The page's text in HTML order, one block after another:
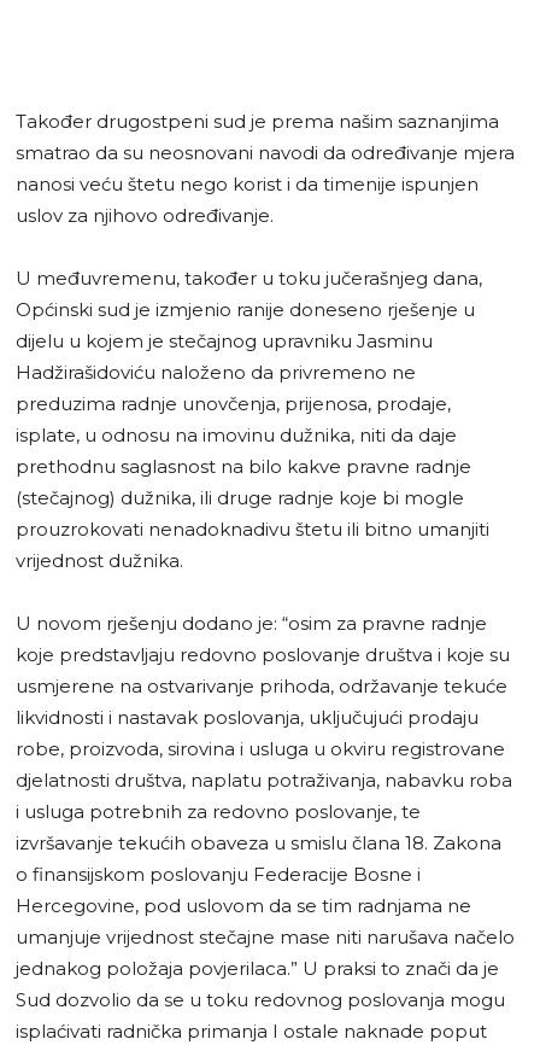
Također drugostpeni sud je prema našim saznanjima
smatrao da su neosnovani navodi da određivanje mjera
nanosi veću štetu nego korist i da timenije ispunjen
uslov za njihovo određivanje.
U međuvremenu, također u toku jučerašnjeg dana,
Općinski sud je izmjenio ranije doneseno rješenje u
dijelu u kojem je stečajnog upravniku Jasminu
Hadžirašidoviću naloženo da privremeno ne
preduzima radnje unovčenja, prijenosa, prodaje,
isplate, u odnosu na imovinu dužnika, niti da daje
prethodnu saglasnost na bilo kakve pravne radnje
(stečajnog) dužnika, ili druge radnje koje bi mogle
prouzrokovati nenadoknadivu štetu ili bitno umanjiti
vrijednost dužnika.
U novom rješenju dodano je: “osim za pravne radnje
koje predstavljaju redovno poslovanje društva i koje su
usmjerene na ostvarivanje prihoda, održavanje tekuće
likvidnosti i nastavak poslovanja, uključujući prodaju
robe, proizvoda, sirovina i usluga u okviru registrovane
djelatnosti društva, naplatu potraživanja, nabavku roba
i usluga potrebnih za redovno poslovanje, te
izvršavanje tekućih obaveza u smislu člana 18. Zakona
o finansijskom poslovanju Federacije Bosne i
Hercegovine, pod uslovom da se tim radnjama ne
umanjuje vrijednost stečajne mase niti narušava načelo
jednakog položaja povjerilaca.” U praksi to znači da je
Sud dozvolio da se u toku redovnog poslovanja mogu
isplaćivati radnička primanja I ostale naknade poput